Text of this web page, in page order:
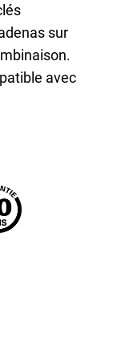
sur
avec